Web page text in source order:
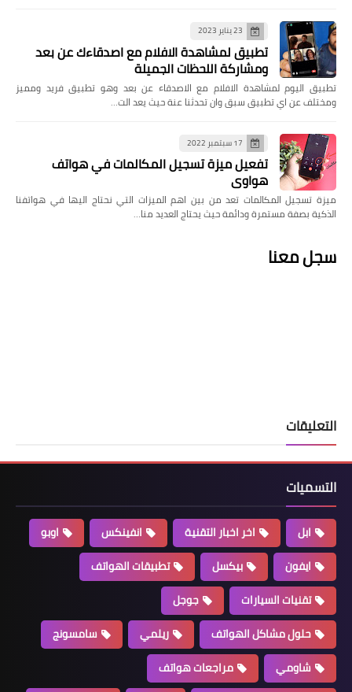
23 يناير 2023
تطبيق لمشاهدة الافلام مع اصدقاءك عن بعد
ومشاركة اللحظات الجميلة
تطبيق اليوم لمشاهدة الافلام مع الاصدقاء عن بعد وهو تطبيق فريد ومميز
ومختلف عن اي تطبيق سبق وان تحدثنا عنة حيث يعد الت…
17 سبتمبر 2022
تفعيل ميزة تسجيل المكالمات في هواتف
هواوي
ميزة تسجيل المكالمات تعد من بين اهم الميزات التي نحتاج اليها في هواتفنا
الذكية بصفة مستمرة ودائمة حيث يحتاج العديد منا…
سجل معنا
التعليقات
التسميات
ابل اخر اخبار التقنية انفينكس
اوبو
ايفون
بيكسل
تطبيقات الهواتف
تقنيات السيارات
جوجل
حلول مشاكل الهواتف
ريلمي
سامسونج
شاومي
مراجعات هواتف